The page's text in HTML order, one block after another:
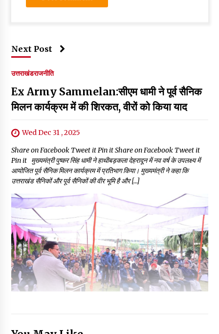
Next Post
उत्तराखंडराजनीति
Ex Army Sammelan:सीएम धामी ने पूर्व सैनिक
मिलन कार्यक्रम में की शिरकत, वीरों को किया याद
Wed Dec 31 , 2025
Share on Facebook Tweet it Pin it Share on Facebook Tweet it
Pin it मुख्यमंत्री पुष्कर सिंह धामी ने हाथीबड़कला देहरादून में नव वर्ष के उपलक्ष्य में
आयोजित पूर्व सैनिक मिलन कार्यक्रम में प्रतिभाग किया। मुख्यमंत्री ने कहा कि
उत्तराखंड सैनिकों और पूर्व सैनिकों की वीर भूमि है और […]